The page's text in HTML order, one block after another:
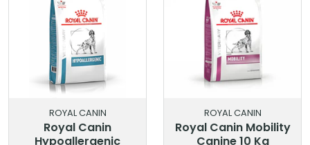
ROYAL CANIN
Royal Canin
Hypoallergenic
ROYAL CANIN
Royal Canin Mobility
Canine 10 Kg